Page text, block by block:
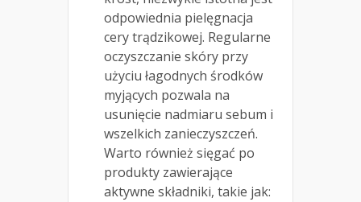
odpowiednia pielęgnacja
cery trądzikowej. Regularne
oczyszczanie skóry przy
użyciu łagodnych środków
myjących pozwala na
usunięcie nadmiaru sebum i
wszelkich zanieczyszczeń.
Warto również sięgać po
produkty zawierające
aktywne składniki, takie jak: